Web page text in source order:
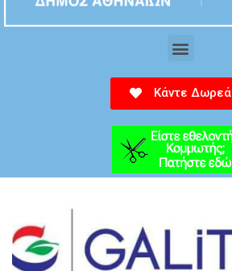
Κάντε Δωρεά